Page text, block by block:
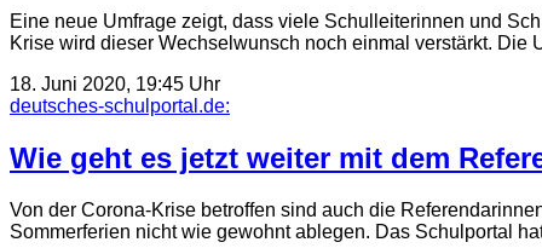
Eine neue Umfrage zeigt, dass viele Schulleiterinnen und
Krise wird dieser Wechselwunsch noch einmal verstärkt.
18. Juni 2020, 19:45 Uhr
deutsches-schulportal.de:
Wie geht es jetzt weiter mit dem
Von der Corona-Krise betroffen sind auch die
Sommerferien nicht wie gewohnt ablegen. Das Schulportal